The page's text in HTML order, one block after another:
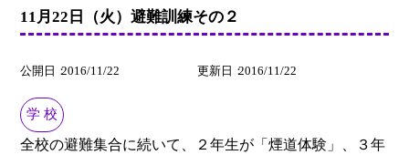
11月22日（火）避難訓練その２
公開日 2016/11/22 更新日 2016/11/22
学 校
全校の避難集合に続いて、２年生が「煙道体験」、３年